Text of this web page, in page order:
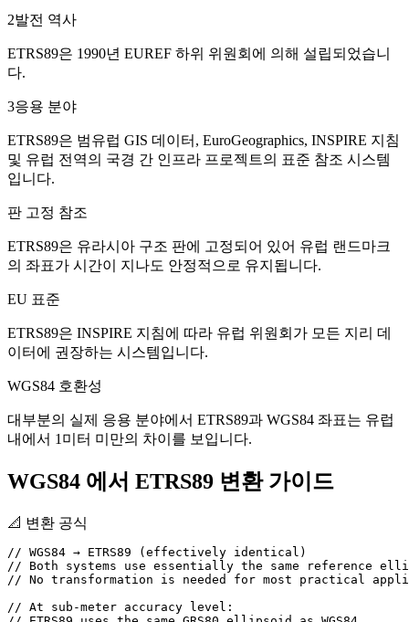
2발전 역사
ETRS89은 1990년 EUREF 하위 위원회에 의해 설립되었습니
다.
3응용 분야
ETRS89은 범유럽 GIS 데이터, EuroGeographics, INSPIRE 지침
및 유럽 전역의 국경 간 인프라 프로젝트의 표준 참조 시스템
입니다.
판 고정 참조
ETRS89은 유라시아 구조 판에 고정되어 있어 유럽 랜드마크
의 좌표가 시간이 지나도 안정적으로 유지됩니다.
EU 표준
ETRS89은 INSPIRE 지침에 따라 유럽 위원회가 모든 지리 데
이터에 권장하는 시스템입니다.
WGS84 호환성
대부분의 실제 응용 분야에서 ETRS89과 WGS84 좌표는 유럽
내에서 1미터 미만의 차이를 보입니다.
WGS84 에서 ETRS89 변환 가이드
📐 변환 공식
// WGS84 → ETRS89 (effectively identical)
// Both systems use essentially the same reference
// No transformation is needed for most practical
// At sub-meter accuracy level: